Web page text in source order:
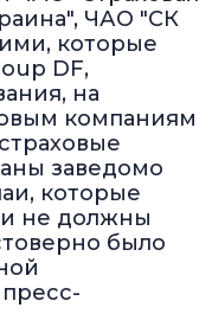
ЧАО "СК
которые
DF,
на
компаниям
заведомо
которые
и не должны
было